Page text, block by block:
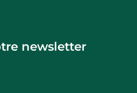
newsletter